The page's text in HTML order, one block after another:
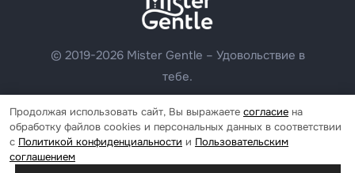
© 2019-2026 Mister Gentle – Удовольствие в
тебе.
Политика конфиденциальности
Пользовательское соглашение
Согласие на обработку персональных данных
Продолжая использовать сайт, Вы выражаете согласие на
обработку файлов cookies и персональных данных в соответствии
с Политикой конфиденциальности и Пользовательским
соглашением